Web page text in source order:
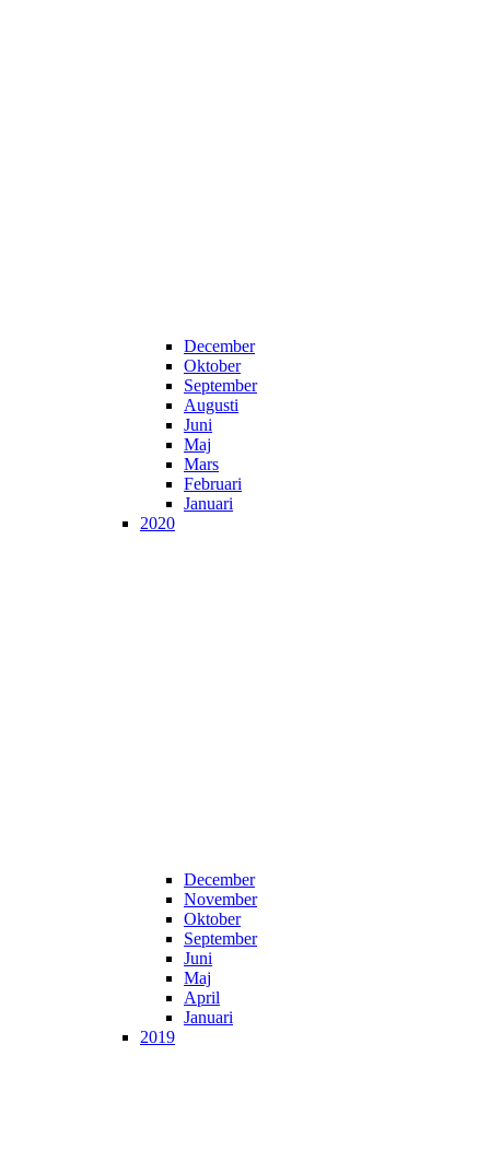
December
Oktober
September
Augusti
Juni
Maj
Mars
Februari
Januari
2020
December
November
Oktober
September
Juni
Maj
April
Januari
2019